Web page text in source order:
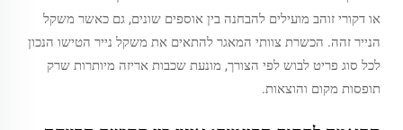
או דקורי זוהב מועילים להבחנה בין אוספים שונים, גם כאשר משקל
הנייר זהה. הכשרת צוותי המאגר להתאים את משקל נייר הטישו הנכון
לכל סוג פריט לבוש לפי הצורך, מונעת שכבות אריזה מיותרות שרק
תופסות מקום והוצאות.